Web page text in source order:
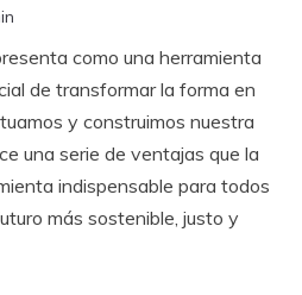
como una herramienta
de transformar la forma en
y construimos nuestra
una serie de ventajas que la
indispensable para todos
más sostenible, justo y